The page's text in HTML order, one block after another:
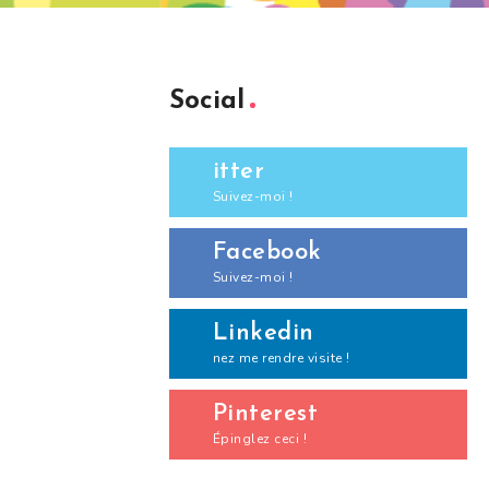
Social
itter
Suivez-moi !
Facebook
Suivez-moi !
Linkedin
nez me rendre visite !
Pinterest
Épinglez ceci !